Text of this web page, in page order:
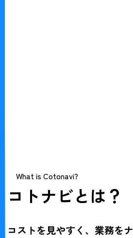
What is Cotonavi?
コトナビとは？
コストを見やすく、業務をナ